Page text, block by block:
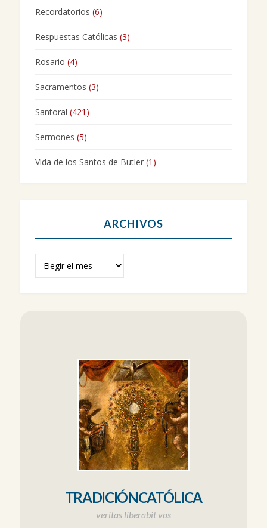
Recordatorios (6)
Respuestas Católicas (3)
Rosario (4)
Sacramentos (3)
Santoral (421)
Sermones (5)
Vida de los Santos de Butler(1)
ARCHIVOS
TRADICIÓNCATÓLICA
veritas liberabit vos